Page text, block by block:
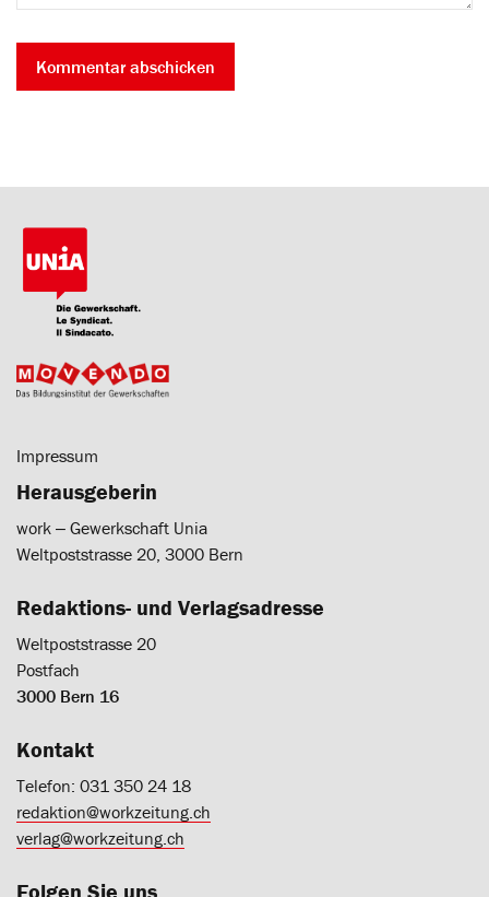
Impressum
Herausgeberin
work ‒ Gewerkschaft Unia
Weltpoststrasse 20, 3000 Bern
Redaktions- und Verlagsadresse
Weltpoststrasse 20
Postfach
3000 Bern 16
Kontakt
Telefon: 031 350 24 18
redaktion@workzeitung.ch
verlag@workzeitung.ch
Folgen Sie uns